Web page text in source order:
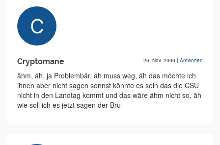
Cryptomane 26. Nov. 2006 | Antworten
ähm, äh, ja Problembär, äh muss weg, äh das möchte ich
ihnen aber nicht sagen sonnst könnte es sein das die CSU
nicht in den Landtag kommt und das wäre ähm nicht so, äh
wie soll ich es jetzt sagen der Bru